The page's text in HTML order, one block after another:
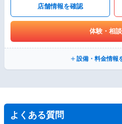
店舗情報を確認
体験・相
設備・料金情報
よくある質問